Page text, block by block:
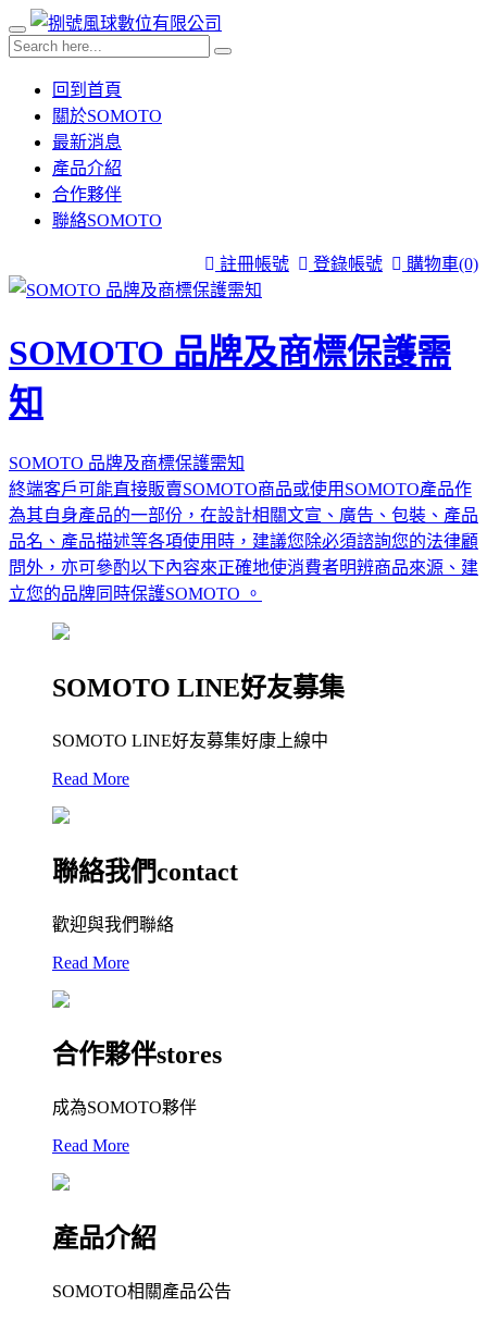
回到首頁
關於SOMOTO
最新消息
產品介紹
合作夥伴
聯絡SOMOTO
購物車(0)
登錄帳號
註冊帳號
SOMOTO 品牌及商標保護需
知
SOMOTO 品牌及商標保護需知
終端客戶可能直接販賣SOMOTO商品或使用SOMOTO產品作
為其自身產品的一部份，在設計相關文宣、廣告、包裝、產品
品名、產品描述等各項使用時，建議您除必須諮詢您的法律顧
問外，亦可參酌以下內容來正確地使消費者明辨商品來源、建
立您的品牌同時保護SOMOTO 。
SOMOTO LINE好友募集
SOMOTO LINE好友募集好康上線中
Read More
聯絡我們contact
歡迎與我們聯絡
Read More
合作夥伴stores
成為SOMOTO夥伴
Read More
產品介紹
SOMOTO相關產品公告